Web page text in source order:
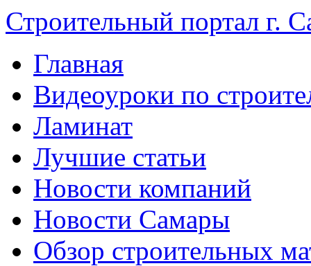
Строительный портал г.
Главная
Видеоуроки по
Ламинат
Лучшие статьи
Новости компаний
Новости Самары
Обзор строительных